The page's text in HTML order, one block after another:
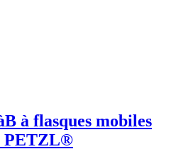
à flasques mobiles
PETZL®